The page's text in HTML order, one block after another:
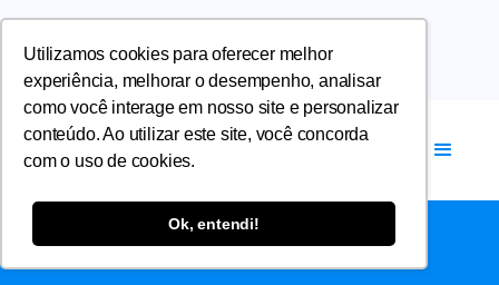
Utilizamos cookies para oferecer melhor
experiência, melhorar o desempenho, analisar
como você interage em nosso site e personalizar
conteúdo. Ao utilizar este site, você concorda
com o uso de cookies.
Ok, entendi!
BAIXO RIO GRANDE